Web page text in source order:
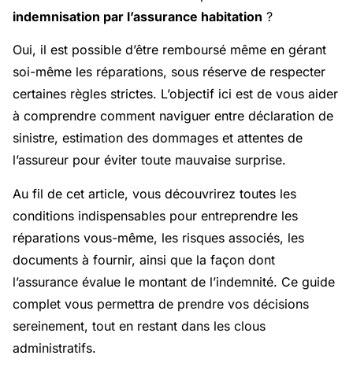
indemnisation par l’assurance habitation ?
Oui, il est possible d’être remboursé même en gérant
soi-même les réparations, sous réserve de respecter
certaines règles strictes. L’objectif ici est de vous aider
à comprendre comment naviguer entre déclaration de
sinistre, estimation des dommages et attentes de
l’assureur pour éviter toute mauvaise surprise.
Au fil de cet article, vous découvrirez toutes les
conditions indispensables pour entreprendre les
réparations vous-même, les risques associés, les
documents à fournir, ainsi que la façon dont
l’assurance évalue le montant de l’indemnité. Ce guide
complet vous permettra de prendre vos décisions
sereinement, tout en restant dans les clous
administratifs.